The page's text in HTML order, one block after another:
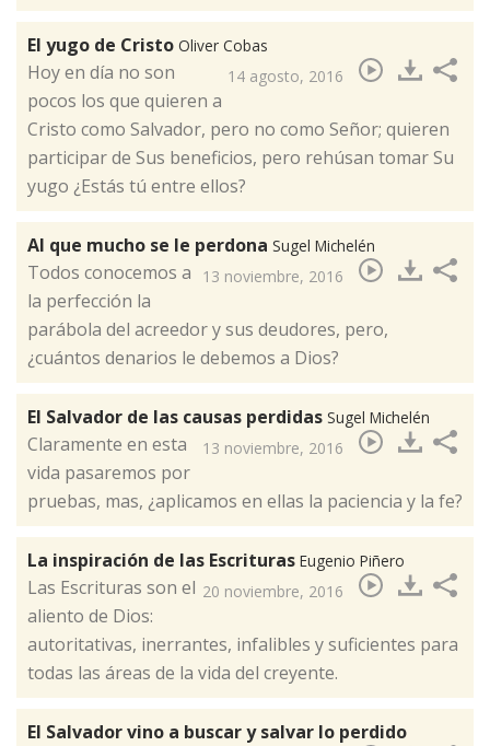
El yugo de Cristo Oliver Cobas
14 agosto, 2016
​Hoy en día no son
pocos los que quieren a
Cristo como Salvador, pero no como Señor; quieren
participar de Sus beneficios, pero rehúsan tomar Su
yugo ¿Estás tú entre ellos?
Al que mucho se le perdona Sugel Michelén
13 noviembre, 2016
Todos conocemos a
la perfección la
parábola del acreedor y sus deudores, pero,
¿cuántos denarios le debemos a Dios?​
El Salvador de las causas perdidas Sugel Michelén
13 noviembre, 2016
Claramente en esta
vida pasaremos por
pruebas, mas, ¿aplicamos en ellas la paciencia y la fe?​
La inspiración de las Escrituras Eugenio Piñero
20 noviembre, 2016
Las Escrituras son el
aliento de Dios:
autoritativas, inerrantes, infalibles y suficientes para
todas las áreas de la vida del creyente.​
El Salvador vino a buscar y salvar lo perdido